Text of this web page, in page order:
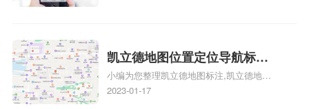
凯立德地图位置定位导航标
注？凯立德地图位置定位,导航,
标注？
小编为您整理凯立德地图标注,凯立德地图
标注怎么做啊、凯立德地图标注,凯立德地
2023-01-17